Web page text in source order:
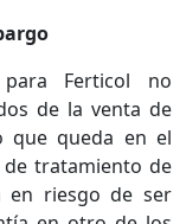
Ferticol no
de la venta de
que queda en el
tratamiento de
en riesgo de ser